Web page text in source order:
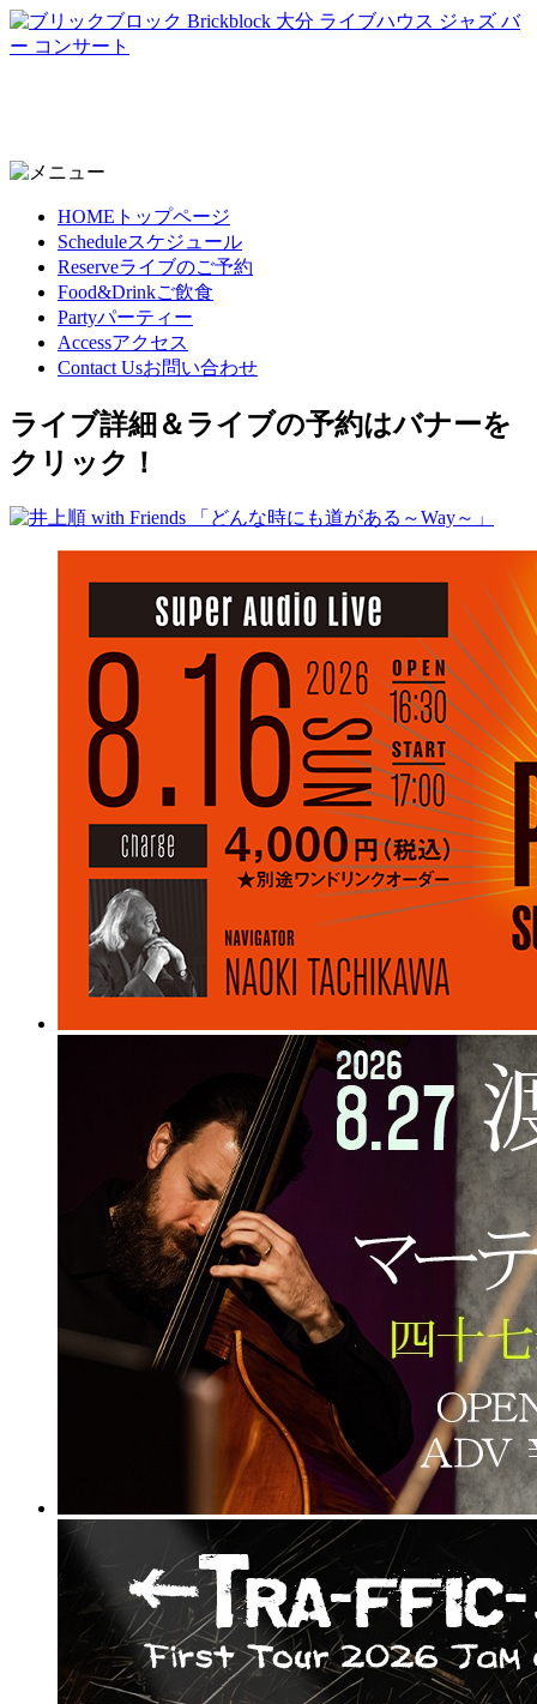
HOME トップページ
Scheduleスケジュール
Reserveライブのご予約
Food&Drinkご飲食
Partyパーティー
Accessアクセス
Contact Usお問い合わせ
ライブ詳細＆ライブの予約はバナーを
クリック！